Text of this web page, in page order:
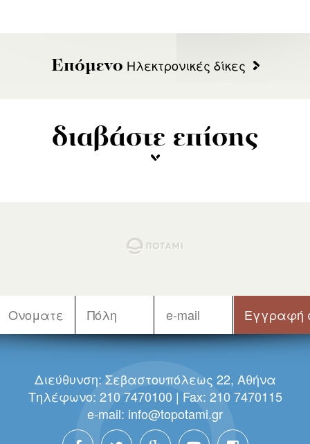
Επόμενο Ηλεκτρονικές δίκες
διαβάστε επίσης
Διεύθυνση: Σεβαστουπόλεως 22, Αθήνα
Τηλέφωνο: 210 7470100 | Fax: 210 7470115
e-mail: info@topotami.gr